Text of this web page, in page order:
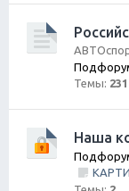
Темы: 231
Наша